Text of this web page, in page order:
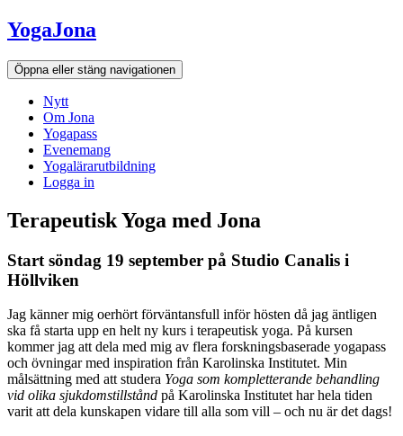
Hoppa
till
innehållet
YogaJona
Öppna eller stäng navigationen
Nytt
Om Jona
Yogapass
Evenemang
Yogalärarutbildning
Logga in
Terapeutisk Yoga med Jona
Start söndag 19 september på Studio Canalis i
Höllviken
Jag känner mig oerhört förväntansfull inför hösten då jag äntligen
ska få starta upp en helt ny kurs i terapeutisk yoga. På kursen
kommer jag att dela med mig av flera forskningsbaserade yogapass
och övningar med inspiration från Karolinska Institutet. Min
målsättning med att studera Yoga som kompletterande behandling
vid olika sjukdomstillstånd på Karolinska Institutet har hela tiden
varit att dela kunskapen vidare till alla som vill – och nu är det dags!